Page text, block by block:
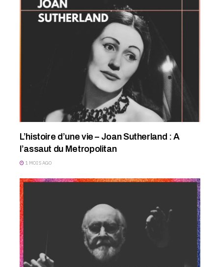
L’histoire d’une vie – Joan Sutherland : A
l’assaut du Metropolitan
1 MOIS AGO